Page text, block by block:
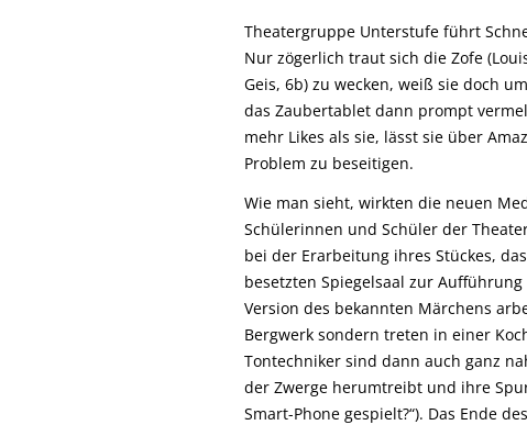
Theatergruppe Unterstufe führt
Nur zögerlich traut sich die Zofe
Geis, 6b) zu wecken, weiß sie doch
das Zaubertablet dann prompt
mehr Likes als sie, lässt sie über
Problem zu beseitigen.
Wie man sieht, wirkten die neuen
Schülerinnen und Schüler der
bei der Erarbeitung ihres Stückes,
besetzten Spiegelsaal zur
Version des bekannten Märchens
Bergwerk sondern treten in einer
Tontechniker sind dann auch ganz
der Zwerge herumtreibt und ihre
Smart-Phone gespielt?“). Das Ende